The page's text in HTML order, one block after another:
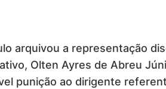
arquivou a representação
Olten Ayres de Abreu
punição ao dirigente